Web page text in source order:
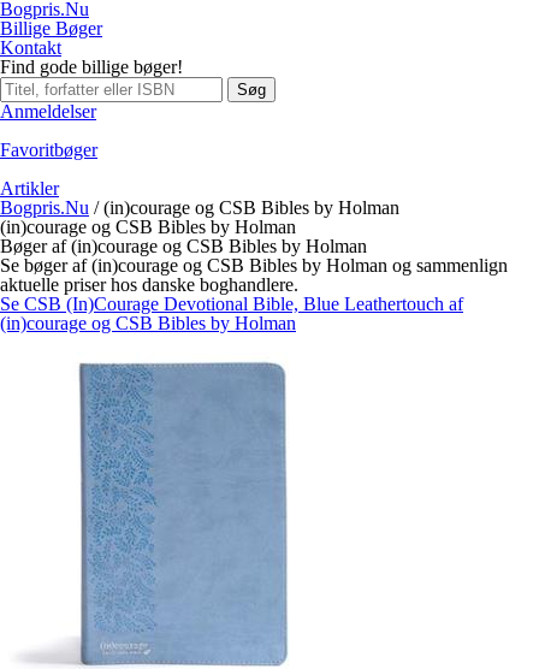
Bogpris.Nu
Billige Bøger
Kontakt
Find gode billige bøger!
Søg
Anmeldelser
Favoritbøger
Artikler
Bogpris.Nu /(in)courage og CSB Bibles by Holman
(in)courage og CSB Bibles by Holman
Bøger af (in)courage og CSB Bibles by Holman
Se bøger af (in)courage og CSB Bibles by Holman og sammenlign
aktuelle priser hos danske boghandlere.
Se CSB (In)Courage Devotional Bible, Blue Leathertouch af
(in)courage og CSB Bibles by Holman